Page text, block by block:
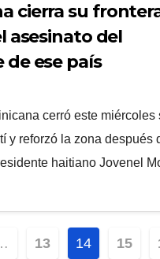
cierra su
asesinato del
ese país
cerró este miércoles
y reforzó la zona después
haitiano Jovenel
13 14 15